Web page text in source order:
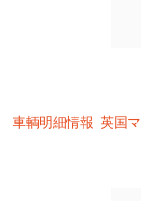
車輌明細情報 英国